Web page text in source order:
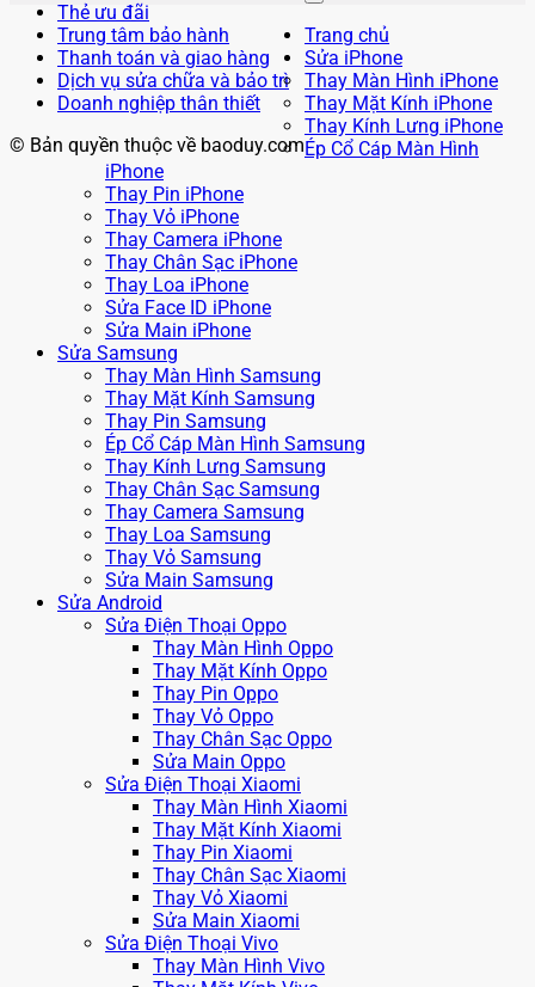
Thẻ ưu đãi
Trung tâm bảo hành
Thanh toán và giao hàng
Dịch vụ sửa chữa và bảo trì
Doanh nghiệp thân thiết
© Bản quyền thuộc về baoduy.com
Trang chủ
Sửa iPhone
Thay Màn Hình iPhone
Thay Mặt Kính iPhone
Thay Kính Lưng iPhone
Ép Cổ Cáp Màn Hình
iPhone
Thay Pin iPhone
Thay Vỏ iPhone
Thay Camera iPhone
Thay Chân Sạc iPhone
Thay Loa iPhone
Sửa Face ID iPhone
Sửa Main iPhone
Sửa Samsung
Thay Màn Hình Samsung
Thay Mặt Kính Samsung
Thay Pin Samsung
Ép Cổ Cáp Màn Hình Samsung
Thay Kính Lưng Samsung
Thay Chân Sạc Samsung
Thay Camera Samsung
Thay Loa Samsung
Thay Vỏ Samsung
Sửa Main Samsung
Sửa Android
Sửa Điện Thoại Oppo
Thay Màn Hình Oppo
Thay Mặt Kính Oppo
Thay Pin Oppo
Thay Vỏ Oppo
Thay Chân Sạc Oppo
Sửa Main Oppo
Sửa Điện Thoại Xiaomi
Thay Màn Hình Xiaomi
Thay Mặt Kính Xiaomi
Thay Pin Xiaomi
Thay Chân Sạc Xiaomi
Thay Vỏ Xiaomi
Sửa Main Xiaomi
Sửa Điện Thoại Vivo
Thay Màn Hình Vivo